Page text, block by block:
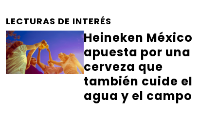
LECTURAS DE INTERÉS
Heineken México
apuesta por una
cerveza que
también cuide el
agua y el campo